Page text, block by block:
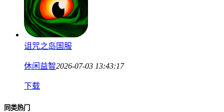
诅咒之岛国服
休闲益智2026-07-03 13:43:17
下载
同类热门